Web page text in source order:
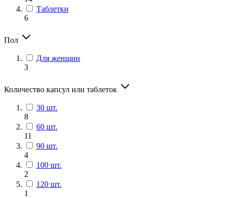
Таблетки
6
Пол
Для женщин
3
Количество капсул или таблеток
30 шт.
8
60 шт.
11
90 шт.
4
100 шт.
2
120 шт.
1